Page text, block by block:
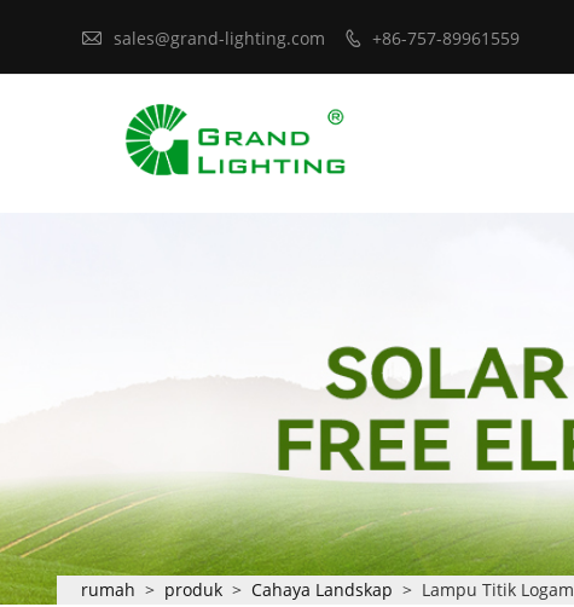
 sales@grand-lighting.com  +86-757-89961559
rumah > produk > Cahaya Landskap > Lampu Titik Logam